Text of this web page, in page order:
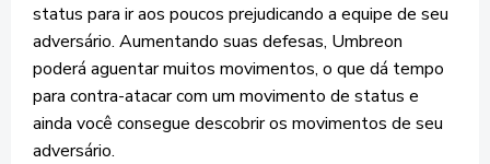
status para ir aos poucos prejudicando a equipe de seu
adversário. Aumentando suas defesas, Umbreon
poderá aguentar muitos movimentos, o que dá tempo
para contra-atacar com um movimento de status e
ainda você consegue descobrir os movimentos de seu
adversário.